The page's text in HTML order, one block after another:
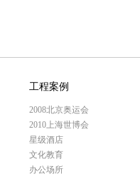
工程案例
2008北京奥运会
2010上海世博会
星级酒店
文化教育
办公场所